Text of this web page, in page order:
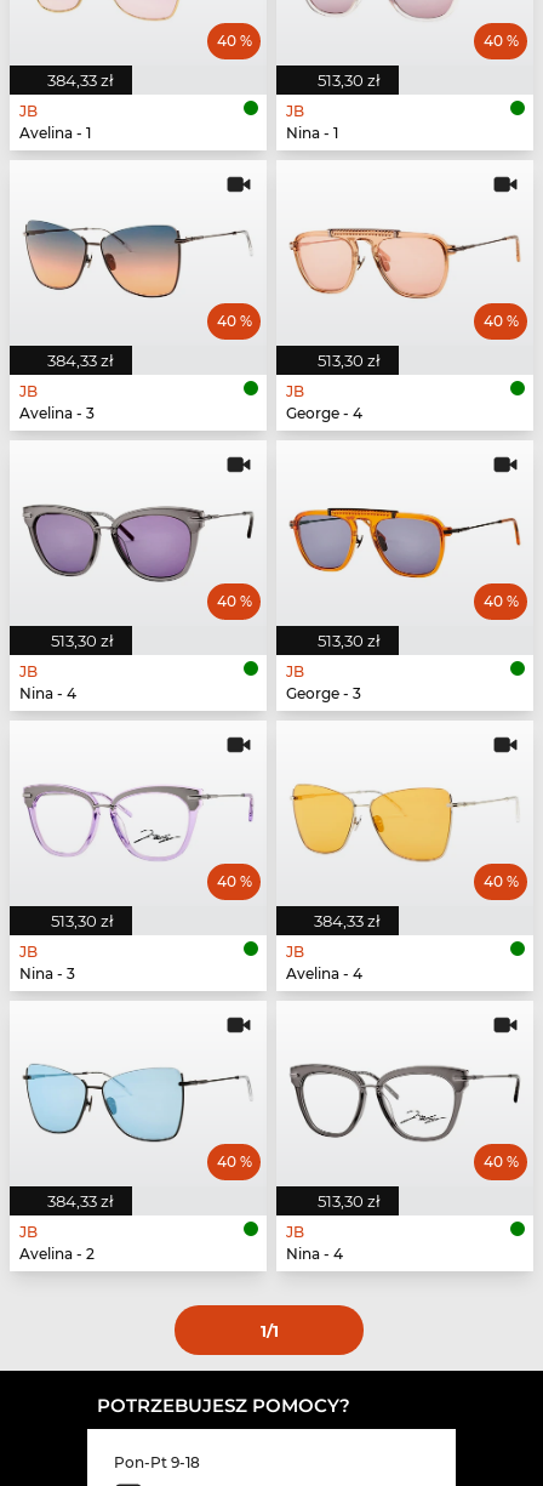
384,33 zł
40 %
JB
Avelina - 1
513,30 zł
40 %
JB
Nina - 1
384,33 zł
40 %
JB
Avelina - 3
513,30 zł
40 %
JB
George - 4
513,30 zł
40 %
JB
Nina - 4
513,30 zł
40 %
JB
George - 3
513,30 zł
40 %
JB
Nina - 3
384,33 zł
40 %
JB
Avelina - 4
384,33 zł
40 %
JB
Avelina - 2
513,30 zł
40 %
JB
Nina - 4
1/1
POTRZEBUJESZ POMOCY?
Pon-Pt 9-18